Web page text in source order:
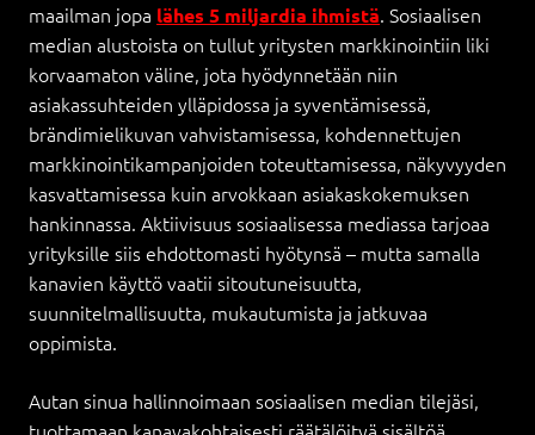
maailman jopa lähes 5 miljardia ihmistä. Sosiaalisen
median alustoista on tullut yritysten markkinointiin liki
korvaamaton väline, jota hyödynnetään niin
asiakassuhteiden ylläpidossa ja syventämisessä,
brändimielikuvan vahvistamisessa, kohdennettujen
markkinointikampanjoiden toteuttamisessa, näkyvyyden
kasvattamisessa kuin arvokkaan asiakaskokemuksen
hankinnassa. Aktiivisuus sosiaalisessa mediassa tarjoaa
yrityksille siis ehdottomasti hyötynsä – mutta samalla
kanavien käyttö vaatii sitoutuneisuutta,
suunnitelmallisuutta, mukautumista ja jatkuvaa
oppimista.
Autan sinua hallinnoimaan sosiaalisen median tilejäsi,